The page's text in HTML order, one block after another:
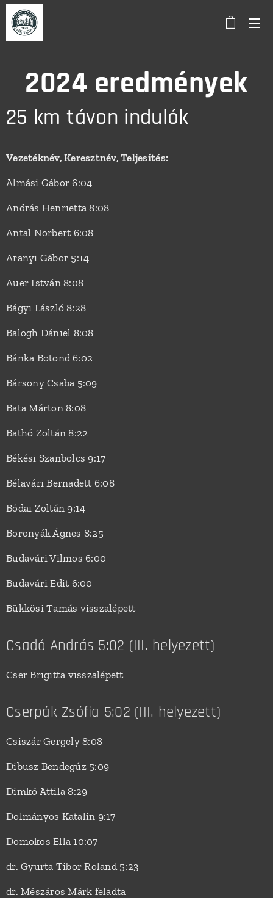
2024 eredmények
25 km távon indulók
Vezetéknév, Keresztnév, Teljesítés:
Almási Gábor 6:04
András Henrietta 8:08
Antal Norbert 6:08
Aranyi Gábor 5:14
Auer István 8:08
Bágyi László 8:28
Balogh Dániel 8:08
Bánka Botond 6:02
Bársony Csaba 5:09
Bata Márton 8:08
Bathó Zoltán 8:22
Békési Szanbolcs 9:17
Bélavári Bernadett 6:08
Bódai Zoltán 9:14
Boronyák Ágnes 8:25
Budavári Vilmos 6:00
Budavári Edit 6:00
Bükkösi Tamás visszalépett
Csadó András 5:02 (III. helyezett)
Cser Brigitta visszalépett
Cserpák Zsófia 5:02 (III. helyezett)
Csiszár Gergely 8:08
Dibusz Bendegúz 5:09
Dimkó Attila 8:29
Dolmányos Katalin 9:17
Domokos Ella 10:07
dr. Gyurta Tibor Roland 5:23
dr. Mészáros Márk feladta